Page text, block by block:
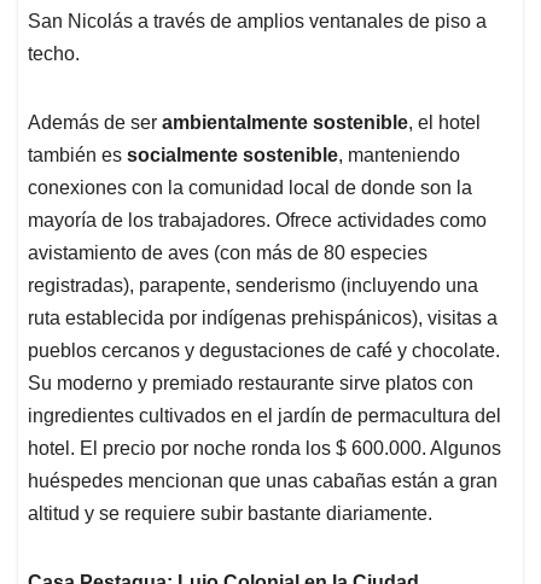
San Nicolás a través de amplios ventanales de piso a
techo.
Además de ser ambientalmente sostenible, el hotel
también es socialmente sostenible, manteniendo
conexiones con la comunidad local de donde son la
mayoría de los trabajadores. Ofrece actividades como
avistamiento de aves (con más de 80 especies
registradas), parapente, senderismo (incluyendo una
ruta establecida por indígenas prehispánicos), visitas a
pueblos cercanos y degustaciones de café y chocolate.
Su moderno y premiado restaurante sirve platos con
ingredientes cultivados en el jardín de permacultura del
hotel. El precio por noche ronda los $ 600.000. Algunos
huéspedes mencionan que unas cabañas están a gran
altitud y se requiere subir bastante diariamente.